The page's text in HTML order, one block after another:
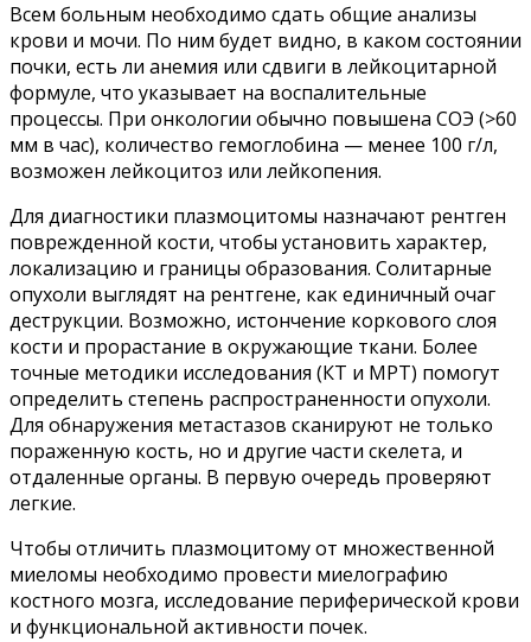
Всем больным необходимо сдать общие анализы
крови и мочи. По ним будет видно, в каком состоянии
почки, есть ли анемия или сдвиги в лейкоцитарной
формуле, что указывает на воспалительные
процессы. При онкологии обычно повышена СОЭ (>60
мм в час), количество гемоглобина — менее 100 г/л,
возможен лейкоцитоз или лейкопения.
Для диагностики плазмоцитомы назначают рентген
поврежденной кости, чтобы установить характер,
локализацию и границы образования. Солитарные
опухоли выглядят на рентгене, как единичный очаг
деструкции. Возможно, истончение коркового слоя
кости и прорастание в окружающие ткани. Более
точные методики исследования (КТ и МРТ) помогут
определить степень распространенности опухоли.
Для обнаружения метастазов сканируют не только
пораженную кость, но и другие части скелета, и
отдаленные органы. В первую очередь проверяют
легкие.
Чтобы отличить плазмоцитому от множественной
миеломы необходимо провести миелографию
костного мозга, исследование периферической крови
и функциональной активности почек.